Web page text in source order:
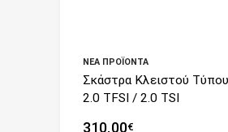
ΝΈΑ ΠΡΟΪΌΝΤΑ
Σκάστρα Κλειστού
2.0 TFSI / 2.0 TSI
310.00€